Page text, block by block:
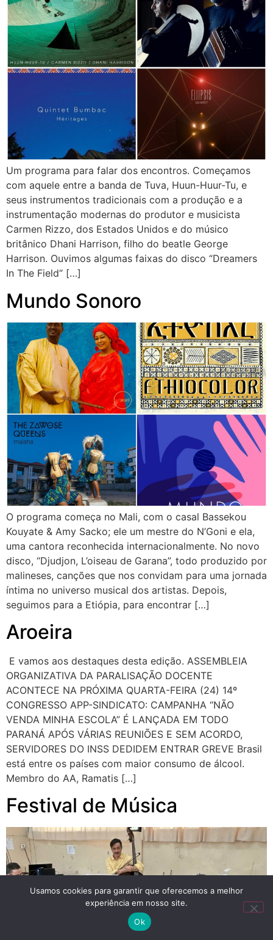
Um programa para falar dos encontros. Começamos
com aquele entre a banda de Tuva, Huun-Huur-Tu, e
seus instrumentos tradicionais com a produção e a
instrumentação modernas do produtor e musicista
Carmen Rizzo, dos Estados Unidos e do músico
britânico Dhani Harrison, filho do beatle George
Harrison. Ouvimos algumas faixas do disco “Dreamers
In The Field“ […]
Mundo Sonoro
O programa começa no Mali, com o casal Bassekou
Kouyate & Amy Sacko; ele um mestre do N’Goni e ela,
uma cantora reconhecida internacionalmente. No novo
disco, “Djudjon, L’oiseau de Garana”, todo produzido por
malineses, canções que nos convidam para uma jornada
íntima no universo musical dos artistas. Depois,
seguimos para a Etiópia, para encontrar […]
Aroeira
E vamos aos destaques desta edição. ASSEMBLEIA
ORGANIZATIVA DA PARALISAÇÃO DOCENTE
ACONTECE NA PRÓXIMA QUARTA-FEIRA (24) 14º
CONGRESSO APP-SINDICATO: CAMPANHA “NÃO
VENDA MINHA ESCOLA” É LANÇADA EM TODO
PARANÁ APÓS VÁRIAS REUNIÕES E SEM ACORDO,
SERVIDORES DO INSS DEDIDEM ENTRAR GREVE Brasil
está entre os países com maior consumo de álcool.
Membro do AA, Ramatis […]
Festival de Música
Usamos cookies para garantir que oferecemos a melhor
experiência em nosso site.
Ok